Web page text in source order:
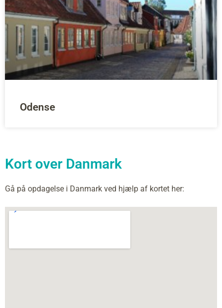
Odense
Kort over Danmark
Gå på opdagelse i Danmark ved hjælp af kortet her: